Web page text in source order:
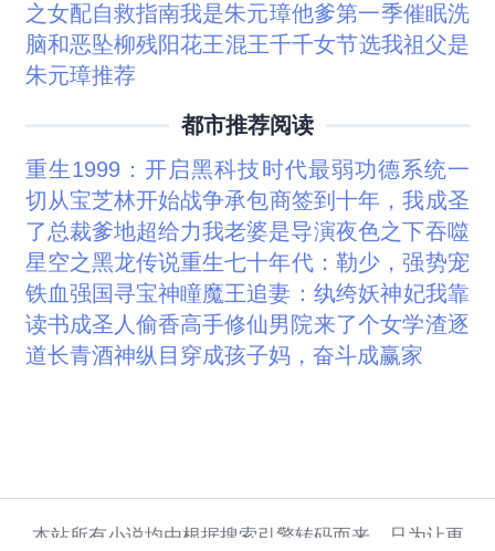
之女配自救指南我是朱元璋他爹第一季催眠洗
脑和恶坠柳残阳花王混王千千女节选我祖父是
朱元璋推荐
都市推荐阅读
重生1999：开启黑科技时代最弱功德系统一
切从宝芝林开始战争承包商签到十年，我成圣
了总裁爹地超给力我老婆是导演夜色之下吞噬
星空之黑龙传说重生七十年代：勒少，强势宠
铁血强国寻宝神瞳魔王追妻：纨绔妖神妃我靠
读书成圣人偷香高手修仙男院来了个女学渣逐
道长青酒神纵目 穿成孩子妈，奋斗成赢家
本站所有小说均由根据搜索引擎转码而来，只为让更